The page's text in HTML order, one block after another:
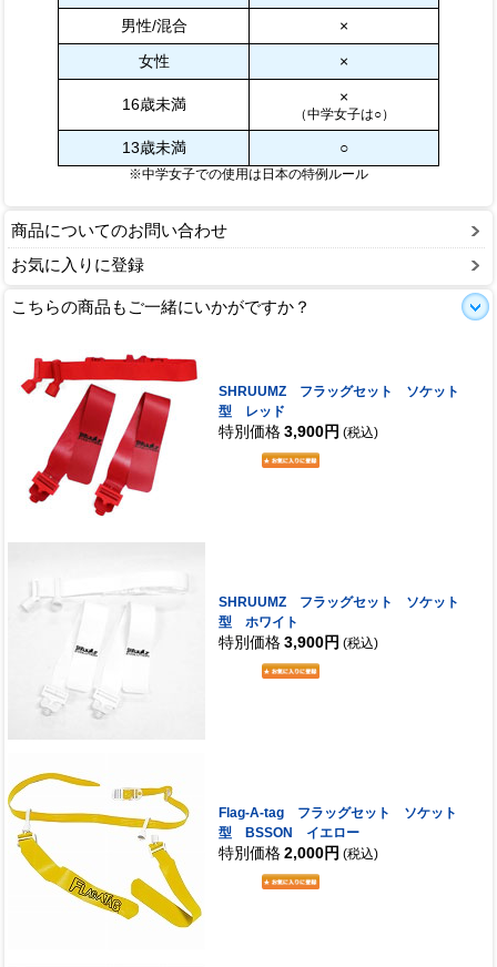
男性/混合
×
女性
×
16歳未満 ×
（中学女子は○）
13歳未満 ○
※中学女子での使用は日本の特例ルール
商品についてのお問い合わせ
お気に入りに登録
こちらの商品もご一緒にいかがですか？
SHRUUMZ フラッグセット ソケット
型 レッド
特別価格 3,900円 (税込)
SHRUUMZ フラッグセット ソケット
型 ホワイト
特別価格 3,900円 (税込)
Flag-A-tag フラッグセット ソケット
型 BSSON イエロー
特別価格 2,000円 (税込)